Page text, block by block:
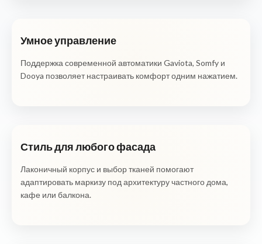
Умное управление
Поддержка современной автоматики Gaviota, Somfy и
Dooya позволяет настраивать комфорт одним нажатием.
Стиль для любого фасада
Лаконичный корпус и выбор тканей помогают
адаптировать маркизу под архитектуру частного дома,
кафе или балкона.